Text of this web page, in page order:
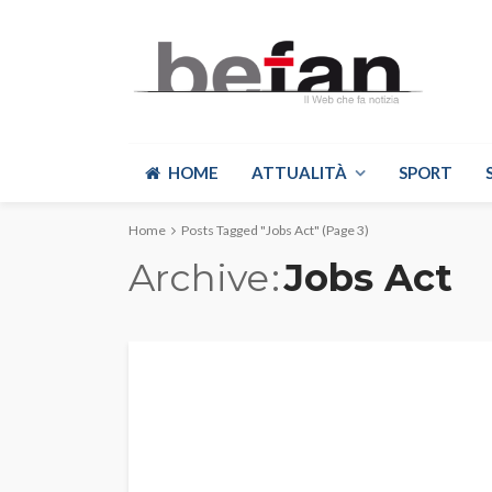
HOME ATTUALITÀ SPORT
Home Posts Tagged "Jobs Act" (Page 3)
Archive Jobs Act